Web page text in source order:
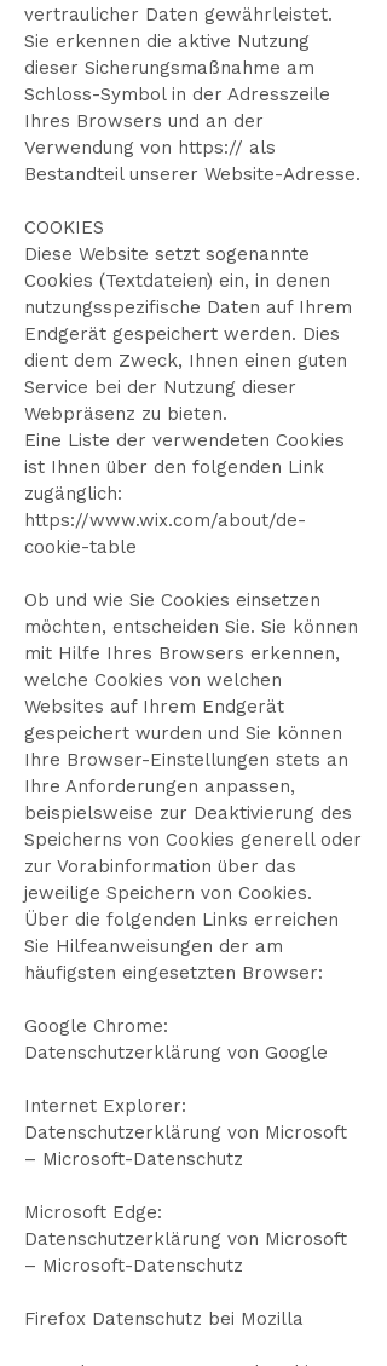
vertraulicher Daten gewährleistet.
Sie erkennen die aktive Nutzung
dieser Sicherungsmaßnahme am
Schloss-Symbol in der Adresszeile
Ihres Browsers und an der
Verwendung von https:// als
Bestandteil unserer Website-Adresse.
COOKIES
Diese Website setzt sogenannte
Cookies (Textdateien) ein, in denen
nutzungsspezifische Daten auf Ihrem
Endgerät gespeichert werden. Dies
dient dem Zweck, Ihnen einen guten
Service bei der Nutzung dieser
Webpräsenz zu bieten.
Eine Liste der verwendeten Cookies
ist Ihnen über den folgenden Link
zugänglich:
https://www.wix.com/about/de-
cookie-table
Ob und wie Sie Cookies einsetzen
möchten, entscheiden Sie. Sie können
mit Hilfe Ihres Browsers erkennen,
welche Cookies von welchen
Websites auf Ihrem Endgerät
gespeichert wurden und Sie können
Ihre Browser-Einstellungen stets an
Ihre Anforderungen anpassen,
beispielsweise zur Deaktivierung des
Speicherns von Cookies generell oder
zur Vorabinformation über das
jeweilige Speichern von Cookies.
Über die folgenden Links erreichen
Sie Hilfeanweisungen der am
häufigsten eingesetzten Browser:
Google Chrome:
Datenschutzerklärung von Google
Internet Explorer:
Datenschutzerklärung von Microsoft
– Microsoft-Datenschutz
Microsoft Edge:
Datenschutzerklärung von Microsoft
– Microsoft-Datenschutz
Firefox Datenschutz bei Mozilla